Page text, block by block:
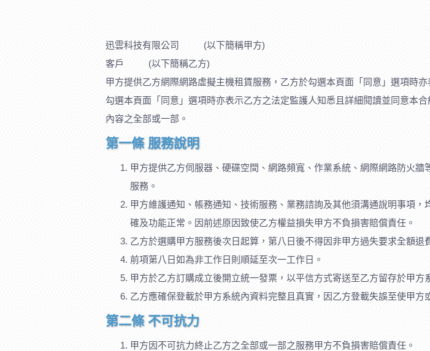
迅雲科技有限公司 (以下簡稱甲方)
客戶 (以下簡稱乙方)
甲方提供乙方網際網路虛擬主機租賃服務，乙方於勾選本頁面「同意」選項時
勾選本頁面「同意」選項時亦表示乙方之法定監護人知悉且詳細閱讀並同意本
內容之全部或一部。
第一條 服務說明
甲方提供乙方伺服器、硬碟空間、網路頻寬、作業系統、網際網路防火
服務。
甲方維護通知、帳務通知、技術服務、業務諮詢及其他須溝通說明事項
確及功能正常。因前述原因致使乙方權益損失甲方不負損害賠償責任。
乙方於選購甲方服務後次日起算，第八日後不得因非甲方過失要求全額退
前項第八日如為非工作日則順延至次一工作日。
甲方於乙方訂購成立後開立統一發票，以平信方式寄送至乙方留存於甲方
乙方應確保登載於甲方系統內資料完整且真實，因乙方登載失誤至使甲方
第二條 不可抗力
甲方因不可抗力終止乙方之全部或一部之服務甲方不負損害賠償責任。